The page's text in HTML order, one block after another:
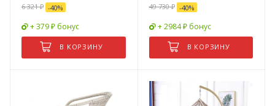
6 321₽ -40%
+ 379 ₽ бонус
В КОРЗИНУ
49 730₽ -40%
+ 2984 ₽ бонус
В КОРЗИНУ